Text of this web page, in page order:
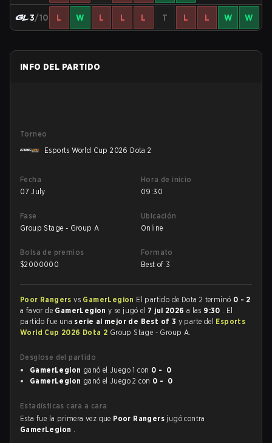
3/10 L W L L L T L L W W
INFO DEL PARTIDO
Torneo
Esports World Cup 2026 Dota 2
Fecha
07 July
Hora de inicio
09:30
Fase
Group Stage - Group A
Ubicación
Online
Bolsa de premios
$2000000
Formato
Best of 3
Poor Rangersvs GamerLegion El partido de Dota 2 terminó 0 - 2
a favor de GamerLegiony se jugó el 7 jul 2026 a las 9:30 . El
partido fue una serie al mejor de Best of 3 y parte del Esports
World Cup 2026 Dota 2 Group Stage - Group A.
Desglose del partido
GamerLegion ganó el Juego 1 con 0 - 0
GamerLegion ganó el Juego 2 con 0 - 0
Estadísticas cara a cara
Esta fue la primera vez que Poor Rangers jugó contra
GamerLegion .